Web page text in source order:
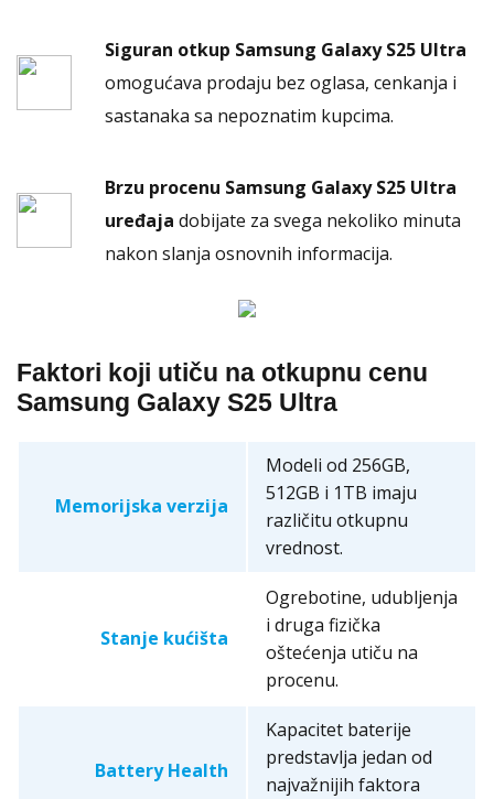
Siguran otkup Samsung Galaxy S25 Ultra
omogućava prodaju bez oglasa, cenkanja i
sastanaka sa nepoznatim kupcima.
Brzu procenu Samsung Galaxy S25 Ultra
uređaja dobijate za svega nekoliko minuta
nakon slanja osnovnih informacija.
Faktori koji utiču na otkupnu cenu
Samsung Galaxy S25 Ultra
Memorijska verzija
Modeli od 256GB,
512GB i 1TB imaju
različitu otkupnu
vrednost.
Stanje kućišta
Ogrebotine, udubljenja
i druga fizička
oštećenja utiču na
procenu.
Battery Health
Kapacitet baterije
predstavlja jedan od
najvažnijih faktora